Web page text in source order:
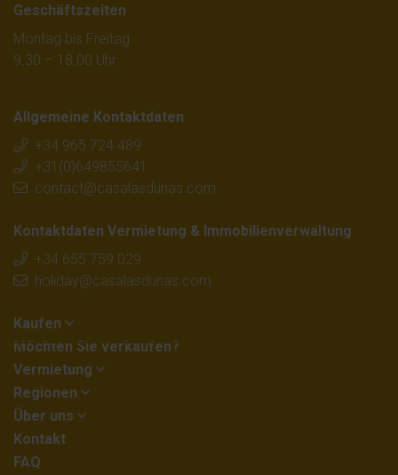
Geschäftszeiten
Montag bis Freitag
9.30 – 18.00 Uhr
Allgemeine Kontaktdaten
+34 965 724 489
+31(0)649855641
contact@casalasdunas.com
Kontaktdaten Vermietung & Immobilienverwaltung
+34 655 759 029
holiday@casalasdunas.com
Kaufen
Möchten Sie verkaufen?
Vermietung
Regionen
Über uns
Kontakt
FAQ